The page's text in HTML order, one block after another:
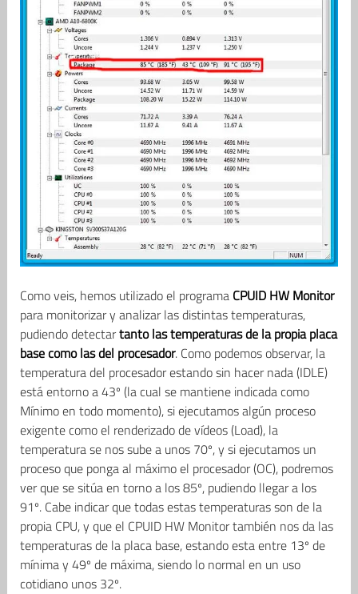
Como veis, hemos utilizado el programa CPUID HW Monitor
para monitorizar y analizar las distintas temperaturas,
pudiendo detectartanto las temperaturas de la propia placa
base como las del procesador. Como podemos observar, la
temperatura del procesador estando sin hacer nada (IDLE)
está entorno a 43º (la cual se mantiene indicada como
Mínimo en todo momento), si ejecutamos algún proceso
exigente como el renderizado de vídeos (Load), la
temperatura se nos sube a unos 70º, y si ejecutamos un
proceso que ponga al máximo el procesador (OC), podremos
ver que se sitúa en torno a los 85º, pudiendo llegar a los
91º. Cabe indicar que todas estas temperaturas son de la
propia CPU, y que el CPUID HW Monitor también nos da las
temperaturas de la placa base, estando esta entre 13º de
mínima y 49º de máxima, siendo lo normal en un uso
cotidiano unos 32º.